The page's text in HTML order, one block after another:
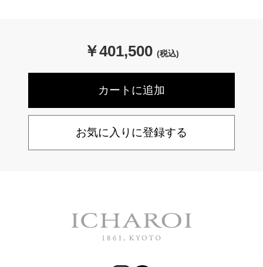
￥401,500 (税込)
お気に入りに登録する